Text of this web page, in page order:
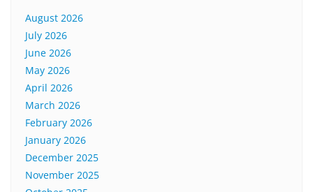
August 2026
July 2026
June 2026
May 2026
April 2026
March 2026
February 2026
January 2026
December 2025
November 2025